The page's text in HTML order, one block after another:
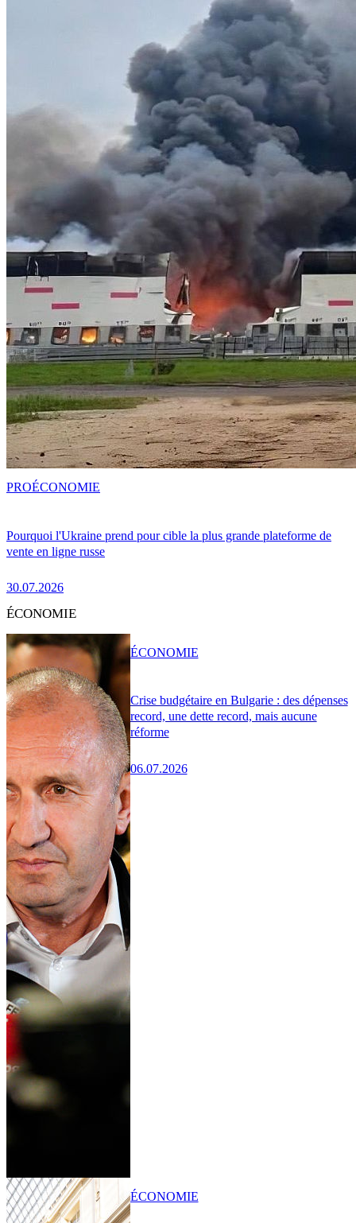
Pourquoi l'Ukraine prend pour cible la plus grande plateforme de
vente en ligne russe
30.07.2026
PROÉCONOMIE
ÉCONOMIE
Crise budgétaire en Bulgarie : des dépenses
record, une dette record, mais aucune
réforme
06.07.2026
ÉCONOMIE
ÉCONOMIE